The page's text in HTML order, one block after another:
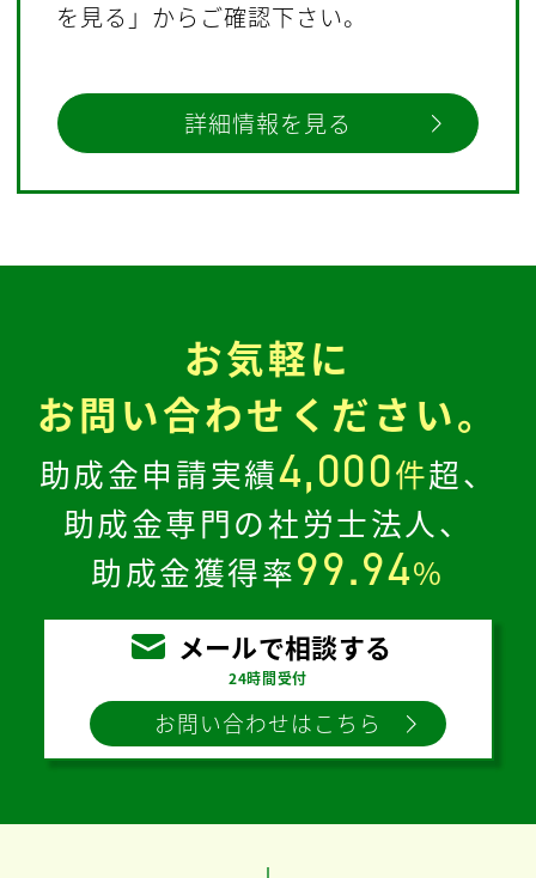
を見る」からご確認下さい。
詳細情報を見る
お気軽に
お問い合わせください。
助成金申請実績4,000件超、
助成金専門の社労士法人、
助成金獲得率99.94%
メールで相談する
24時間受付
お問い合わせはこちら